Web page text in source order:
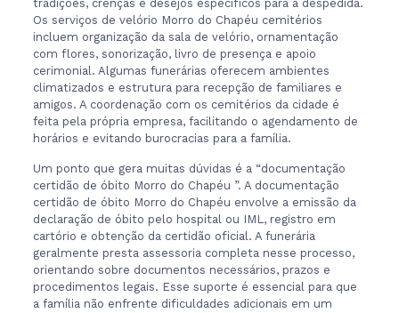
tradições, crenças e desejos específicos para a despedida.
Os serviços de velório Morro do Chapéu cemitérios
incluem organização da sala de velório, ornamentação
com flores, sonorização, livro de presença e apoio
cerimonial. Algumas funerárias oferecem ambientes
climatizados e estrutura para recepção de familiares e
amigos. A coordenação com os cemitérios da cidade é
feita pela própria empresa, facilitando o agendamento de
horários e evitando burocracias para a família.
Um ponto que gera muitas dúvidas é a “documentação
certidão de óbito Morro do Chapéu ”. A documentação
certidão de óbito Morro do Chapéu envolve a emissão da
declaração de óbito pelo hospital ou IML, registro em
cartório e obtenção da certidão oficial. A funerária
geralmente presta assessoria completa nesse processo,
orientando sobre documentos necessários, prazos e
procedimentos legais. Esse suporte é essencial para que
a família não enfrente dificuldades adicionais em um